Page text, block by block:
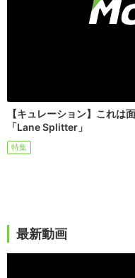
【キュレーション】これは
「Lane Splitter」
特集
最新動画